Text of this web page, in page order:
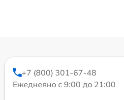
+7 (800) 301-67-48
Ежедневно с 9:00 до 21:00